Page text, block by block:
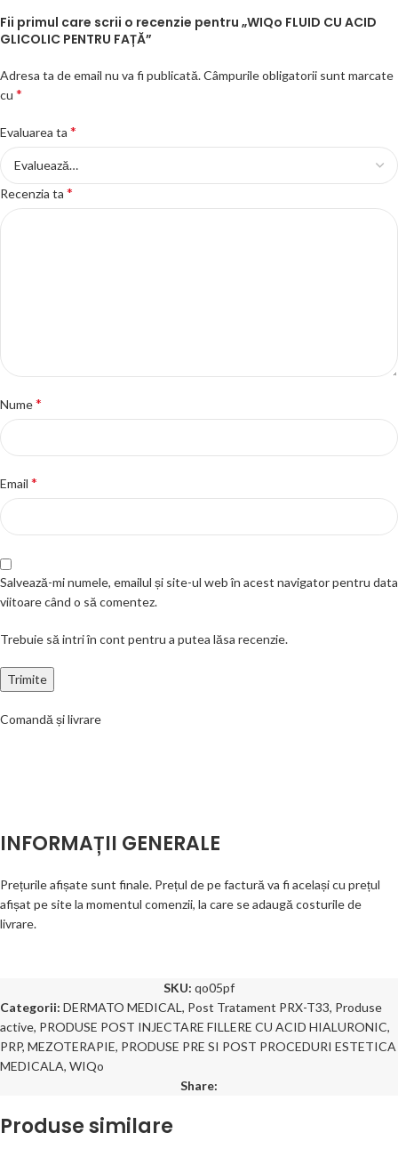
Fii primul care scrii o recenzie pentru „WIQo FLUID CU ACID
GLICOLIC PENTRU FAȚĂ”
Adresa ta de email nu va fi publicată.Câmpurile obligatorii sunt marcate
cu *
Evaluarea ta *
Recenzia ta *
Nume*
Email *
Salvează-mi numele, emailul și site-ul web în acest navigator pentru data
viitoare când o să comentez.
Trebuie să intri în cont pentru a putea lăsa recenzie.
Comandă și livrare
INFORMAȚII GENERALE
Prețurile afișate sunt finale. Prețul de pe factură va fi același cu prețul
afișat pe site la momentul comenzii, la care se adaugă costurile de
livrare.
SKU: qo05pf
Categorii: DERMATO MEDICAL , Post Tratament PRX-T33, Produse
active, PRODUSE POST INJECTARE FILLERE CU ACID HIALURONIC,
PRP, MEZOTERAPIE, PRODUSE PRE SI POST PROCEDURI ESTETICA
MEDICALA, WIQo
Share:
Produse similare